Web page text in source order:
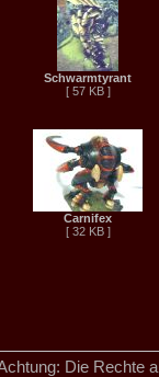
Schwarmtyrant
[ 57 KB ]
Carnifex
[ 32 KB ]
Die Rechte